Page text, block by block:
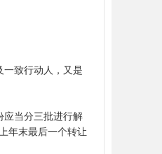
致行动人，又是
应当分三批进行解
年末最后一个转让